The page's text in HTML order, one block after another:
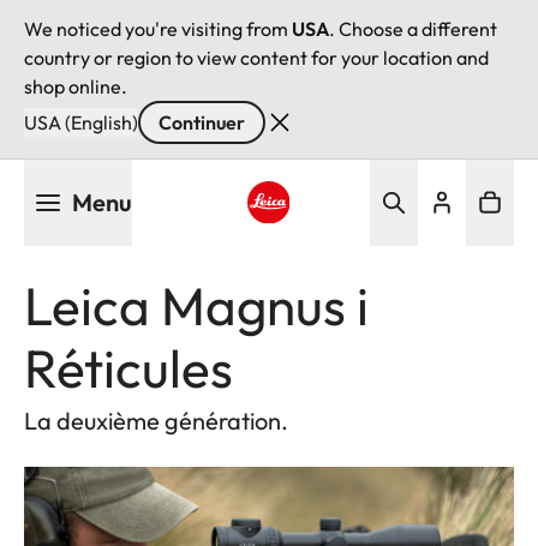
We noticed you're visiting from USA. Choose a different
country or region to view content for your location and
shop online.
USA (English)
Continuer
Menu
Leica Magnus i
Réticules
La deuxième génération.